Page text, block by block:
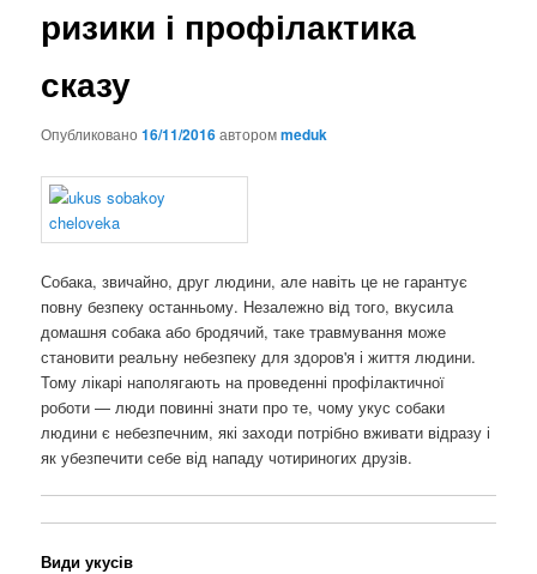
ризики і профілактика
сказу
Опубликовано16/11/2016авторомmeduk
Собака, звичайно, друг людини, але навіть це не гарантує
повну безпеку останньому. Незалежно від того, вкусила
домашня собака або бродячий, таке травмування може
становити реальну небезпеку для здоров'я і життя людини.
Тому лікарі наполягають на проведенні профілактичної
роботи — люди повинні знати про те, чому укус собаки
людини є небезпечним, які заходи потрібно вживати відразу і
як убезпечити себе від нападу чотириногих друзів.
Види укусів